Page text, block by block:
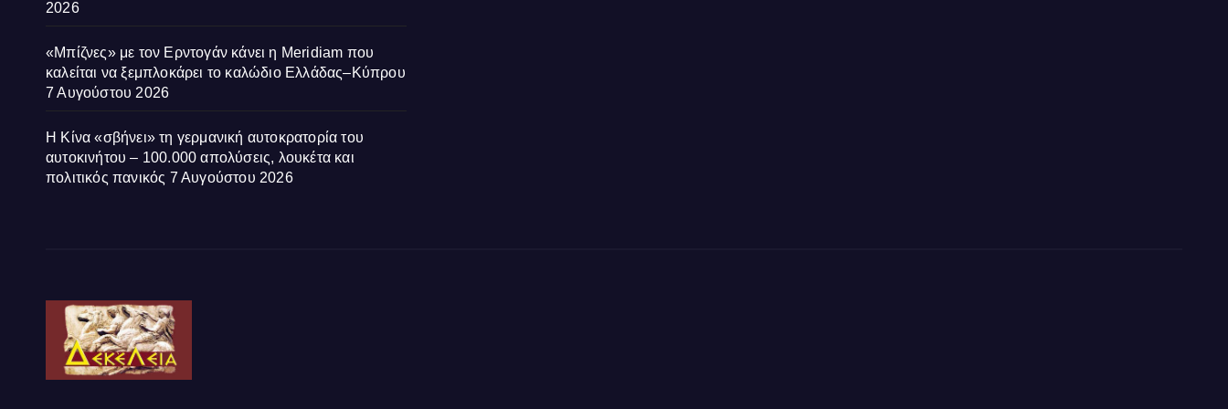
2026
«Μπίζνες» με τον Ερντογάν κάνει η Meridiam που
καλείται να ξεμπλοκάρει το καλώδιο Ελλάδας–Κύπρου
7 Αυγούστου 2026
Η Κίνα «σβήνει» τη γερμανική αυτοκρατορία του
αυτοκινήτου – 100.000 απολύσεις, λουκέτα και
πολιτικός πανικός 7 Αυγούστου 2026